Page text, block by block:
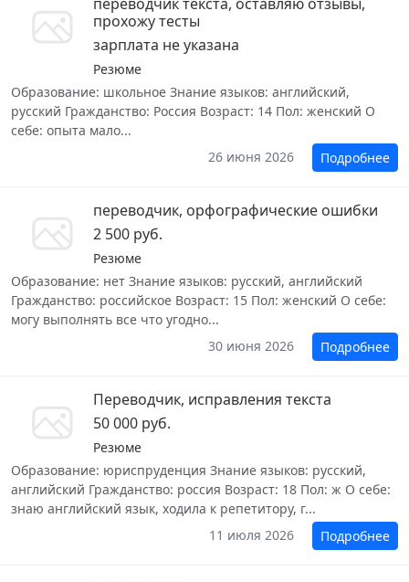
прохожу тесты
зарплата не указана
Резюме
Образование: школьное Знание языков: английский,
русский Гражданство: Россия Возраст: 14 Пол: женский О
себе: опыта мало...
26 июня 2026
Подробнее
переводчик, орфографические ошибки
2 500 руб.
Резюме
Образование: нет Знание языков: русский, английский
Гражданство: российское Возраст: 15 Пол: женский О себе:
могу выполнять все что угодно...
30 июня 2026
Подробнее
Переводчик, исправления текста
50 000 руб.
Резюме
Образование: юриспруденция Знание языков: русский,
английский Гражданство: россия Возраст: 18 Пол: ж О себе:
знаю английский язык, ходила к репетитору, г...
11 июля 2026
Подробнее